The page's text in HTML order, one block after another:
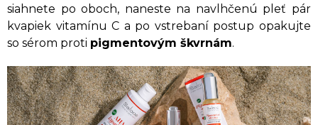
siahnete po oboch, naneste na navlhčenú pleť pár
kvapiek vitamínu C a po vstrebaní postup opakujte
so sérom proti pigmentovým škvrnám.